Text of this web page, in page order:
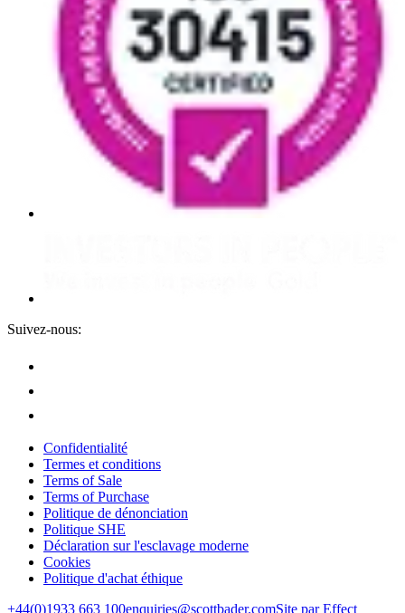
Suivez-nous:
Confidentialité
Termes et conditions
Terms of Sale
Terms of Purchase
Politique de dénonciation
Politique SHE
Déclaration sur l'esclavage moderne
Cookies
Politique d'achat éthique
+44(0)1933 663 100enquiries@scottbader.comSite par Effect